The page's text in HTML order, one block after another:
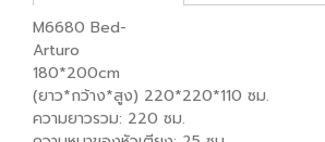
M6680 Bed-
Arturo
180*200cm
(ยาว*กว้าง*สูง) 220*220*110 ซม.
ความยาวรวม: 220 ซม.